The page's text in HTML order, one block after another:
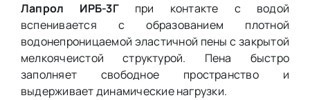
Лапрол ИРБ-3Гпри контакте с водой
вспенивается с образованием плотной
водонепроницаемой эластичной пены с закрытой
мелкоячеистой структурой. Пена быстро
заполняет свободное пространство и
выдерживает динамические нагрузки.